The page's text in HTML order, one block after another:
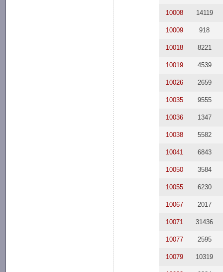
10008 14119
10009 918
10018 8221
10019 4539
10026 2659
10035 9555
10036 1347
10038 5582
10041 6843
10050 3584
10055 6230
10067 2017
10071 31436
10077 2595
10079 10319